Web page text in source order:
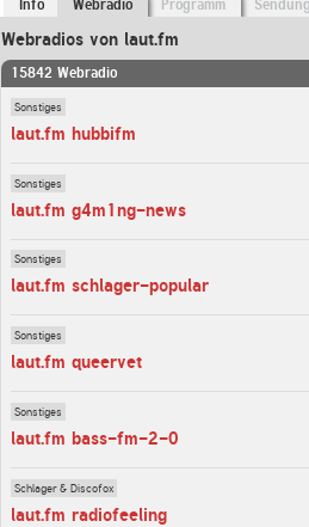
Info Webradio Programm
Webradios von laut.fm
15842 Webradio
Sonstiges
laut.fm hubbifm
Sonstiges
laut.fm g4m1ng-news
Sonstiges
laut.fm schlager-popular
Sonstiges
laut.fm queervet
Sonstiges
laut.fm bass-fm-2-0
Schlager & Discofox
laut.fm radiofeeling